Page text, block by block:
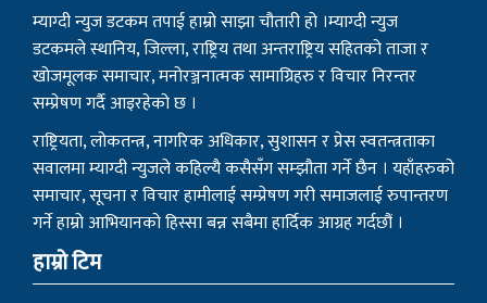
म्याग्दी न्युज डटकम तपाई हाम्रो साझा चौतारी हो ।म्याग्दी न्युज
डटकमले स्थानिय, जिल्ला, राष्ट्रिय तथा अन्तराष्ट्रिय सहितको ताजा र
खोजमूलक समाचार, मनोरञ्जनात्मक सामाग्रिहरु र विचार निरन्तर
सम्प्रेषण गर्दै आइरहेको छ ।
राष्ट्रियता, लोकतन्त्र, नागरिक अधिकार, सुशासन र प्रेस स्वतन्त्रताका
सवालमा म्याग्दी न्युजले कहिल्यै कसैसँग सम्झौता गर्ने छैन । यहाँहरुको
समाचार, सूचना र विचार हामीलाई सम्प्रेषण गरी समाजलाई रुपान्तरण
गर्ने हाम्रो आभियानको हिस्सा बन्न सबैमा हार्दिक आग्रह गर्दछौं ।
हाम्रो टिम